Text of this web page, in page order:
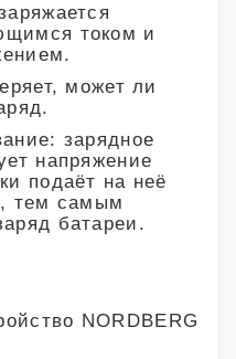
током и
может ли
зарядное
напряжение
подаёт на неё
тем самым
батареи.
NORDBERG